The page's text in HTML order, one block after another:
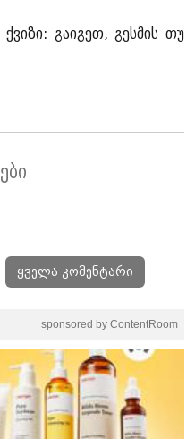
გაიგეთ, გესმის თუ
ყველა კომენტარი
sponsored by ContentRoom